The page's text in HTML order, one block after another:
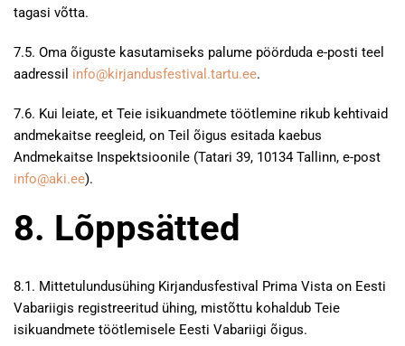
tagasi võtta.
7.5. Oma õiguste kasutamiseks palume pöörduda e-posti teel
aadressil info@kirjandusfestival.tartu.ee.
7.6. Kui leiate, et Teie isikuandmete töötlemine rikub kehtivaid
andmekaitse reegleid, on Teil õigus esitada kaebus
Andmekaitse Inspektsioonile (Tatari 39, 10134 Tallinn, e-post
info@aki.ee).
8. Lõppsätted
8.1. Mittetulundusühing Kirjandusfestival Prima Vista on Eesti
Vabariigis registreeritud ühing, mistõttu kohaldub Teie
isikuandmete töötlemisele Eesti Vabariigi õigus.